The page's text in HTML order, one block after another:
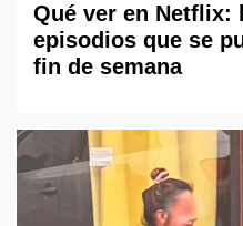
Qué ver en Netflix:
episodios que se
fin de semana